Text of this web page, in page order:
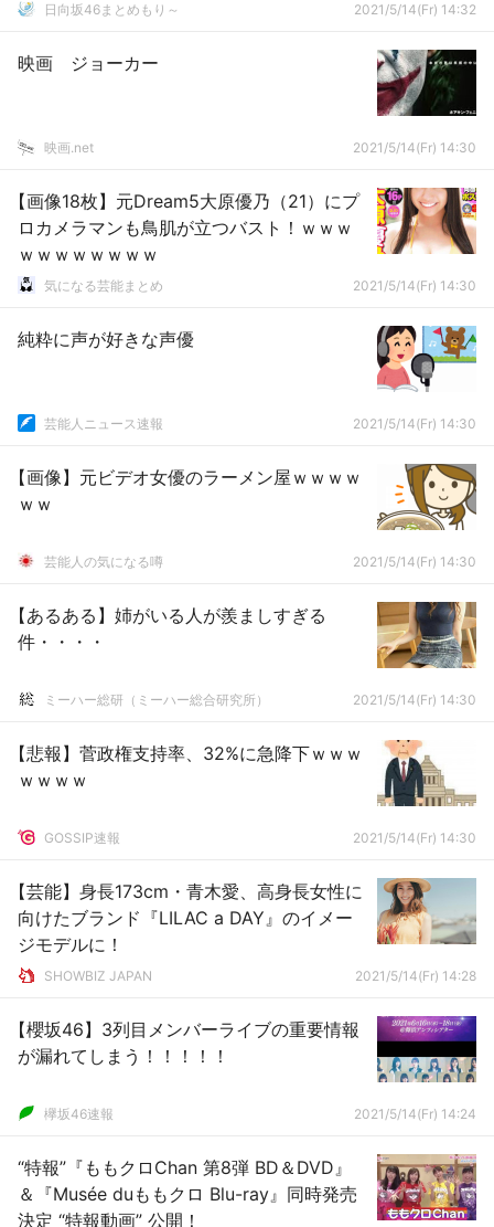
日向坂46まとめもり～ 2021/5/14(Fr) 14:32
映画 ジョーカー
映画.net 2021/5/14(Fr) 14:30
【画像18枚】元Dream5大原優乃（21）にプ
ロカメラマンも鳥肌が立つバスト！ｗｗｗ
ｗｗｗｗｗｗｗｗ
気になる芸能まとめ 2021/5/14(Fr) 14:30
純粋に声が好きな声優
芸能人ニュース速報 2021/5/14(Fr) 14:30
【画像】元ビデオ女優のラーメン屋ｗｗｗｗ
ｗｗ
芸能人の気になる噂 2021/5/14(Fr) 14:30
【あるある】姉がいる人が羨ましすぎる
件・・・・
ミーハー総研（ミーハー総合研究所） 2021/5/14(Fr) 14:30
【悲報】菅政権支持率、32%に急降下ｗｗｗ
ｗｗｗｗ
GOSSIP速報 2021/5/14(Fr) 14:30
【芸能】身長173cm・青木愛、高身長女性に
向けたブランド『LILAC a DAY』のイメー
ジモデルに！
SHOWBIZ JAPAN 2021/5/14(Fr) 14:28
【櫻坂46】3列目メンバーライブの重要情報
が漏れてしまう！！！！！
欅坂46速報 2021/5/14(Fr) 14:24
“特報”『ももクロChan 第8弾 BD＆DVD』
＆『Musée duももクロ Blu-ray』同時発売
決定 “特報動画” 公開！